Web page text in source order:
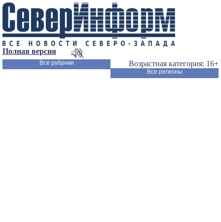
Полная версия
Возрастная категория: 16+
Все рубрики
Все регионы